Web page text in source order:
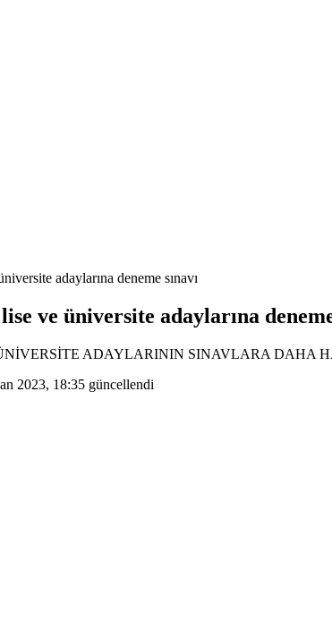
adaylarına deneme sınavı
ve üniversite adaylarına deneme
ADAYLARININ SINAVLARA DAHA
2023, 18:35 güncellendi